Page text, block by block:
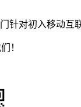
针对初入移动互
！